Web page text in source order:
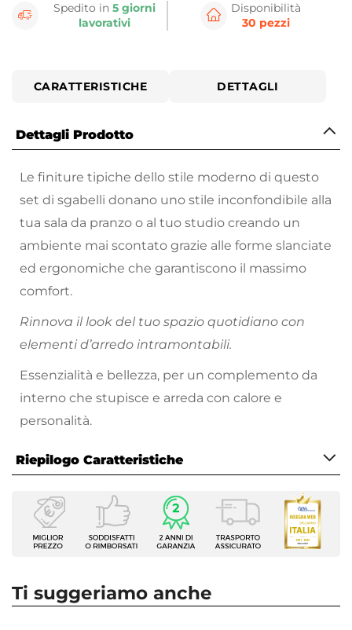
Spedito in5 giorni
lavorativi
Disponibilità
30 pezzi
CARATTERISTICHE DETTAGLI
Dettagli Prodotto
Le finiture tipiche dello stile moderno di questo
set di sgabelli donano uno stile inconfondibile alla
tua sala da pranzo o al tuo studio creando un
ambiente mai scontato grazie alle forme slanciate
ed ergonomiche che garantiscono il massimo
comfort.
Rinnova il look del tuo spazio quotidiano con
elementi d’arredo intramontabili.
Essenzialità e bellezza, per un complemento da
interno che stupisce e arreda con calore e
personalità.
Riepilogo Caratteristiche
Caratteristiche
Tipologia
Set sgabelli
Serie
Ti suggeriamo anche